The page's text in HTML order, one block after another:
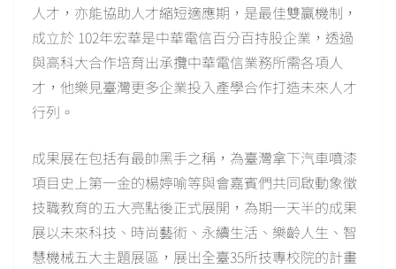
人才，亦能協助人才縮短適應期，是最佳雙贏機制，
成立於 102年宏華是中華電信百分百持股企業，透過
與高科大合作培育出承攬中華電信業務所需各項人
才，他樂見臺灣更多企業投入產學合作打造未來人才
行列。
成果展在包括有最帥黑手之稱，為臺灣拿下汽車噴漆
項目史上第一金的楊婷喻等與會嘉賓們共同啟動象徵
技職教育的五大亮點後正式展開，為期一天半的成果
展以未來科技、時尚藝術、永續生活、樂齡人生、智
慧機械五大主題展區，展出全臺35所技專校院的計畫